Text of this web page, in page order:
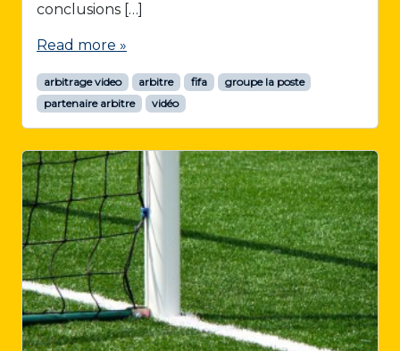
conclusions […]
Read more »
arbitrage video arbitre fifa
groupe la poste
partenaire arbitre
vidéo